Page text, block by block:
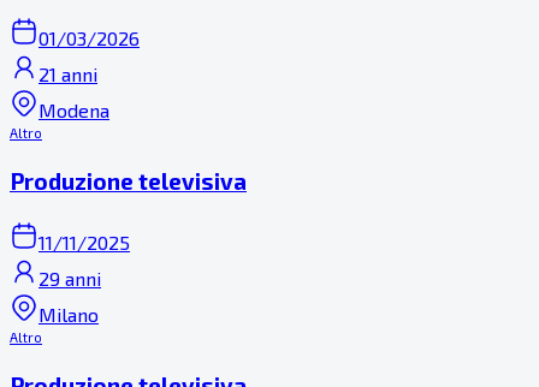
01/03/2026
21 anni
Modena
Altro
Produzione televisiva
11/11/2025
29 anni
Milano
Altro